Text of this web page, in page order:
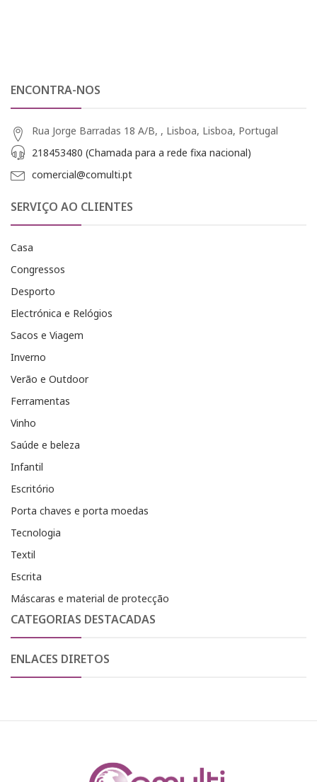
ENCONTRA-NOS
Rua Jorge Barradas 18 A/B, , Lisboa, Lisboa, Portugal
218453480 (Chamada para a rede fixa nacional)
comercial@comulti.pt
SERVIÇO AO CLIENTES
Casa
Congressos
Desporto
Electrónica e Relógios
Sacos e Viagem
Inverno
Verão e Outdoor
Ferramentas
Vinho
Saúde e beleza
Infantil
Escritório
Porta chaves e porta moedas
Tecnologia
Textil
Escrita
Máscaras e material de protecção
CATEGORIAS DESTACADAS
ENLACES DIRETOS